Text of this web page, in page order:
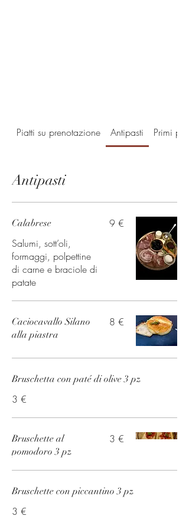
Piatti su prenotazione Antipasti Primi piatti
Antipasti
Calabrese
Salumi, sott’oli,
formaggi, polpettine
di carne e braciole di
patate
9 €
Caciocavallo Silano
alla piastra
8 €
Bruschetta con paté di olive 3 pz
3 €
Bruschette al
pomodoro 3 pz
3 €
Bruschette con piccantino 3 pz
3 €